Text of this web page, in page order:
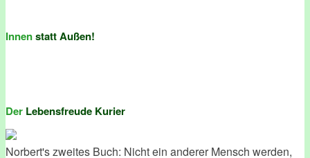
Innenstatt Außen!
Der Lebensfreude Kurier
Norbert's zweites Buch: Nicht ein anderer Mensch werden,